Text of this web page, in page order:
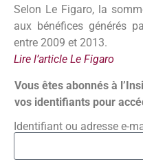
Selon Le Figaro, la
aux bénéfices générés
entre 2009 et 2013.
Lire l’article Le Figaro
Vous êtes abonnés à
vos identifiants pour
Identifiant ou adresse e-